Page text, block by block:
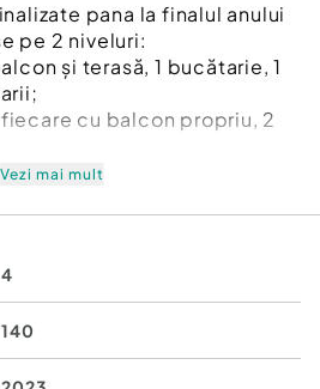
pana la finalul anului
pe 2 niveluri:
și terasă, 1 bucătarie, 1
cu balcon propriu, 2
din dulapi de 20.
Vezi mai mult
4
140